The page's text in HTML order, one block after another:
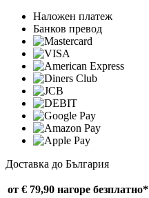
Наложен платеж
Банков превод
Доставка до България
от € 79,90 нагоре безплатно*